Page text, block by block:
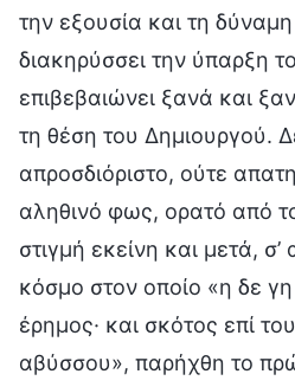
την εξουσία και τη
διακηρύσσει την ύπαρξη
επιβεβαιώνει ξανά και
τη θέση του Δημιουργού.
απροσδιόριστο, ούτε
αληθινό φως, ορατό από
στιγμή εκείνη και μετά, σ’
κόσμο στον οποίο «η δε
έρημος· και σκότος επί
αβύσσου», παρήχθη το